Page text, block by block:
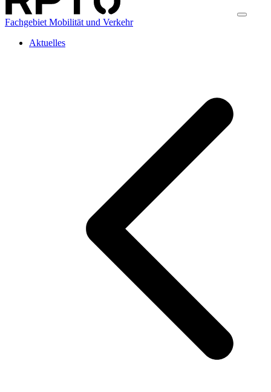
Fachgebiet Mobilität und Verkehr
Aktuelles